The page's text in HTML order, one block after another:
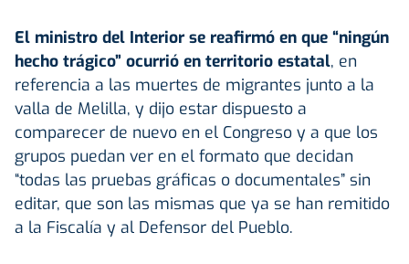
El ministro del Interior se reafirmó en que “ningún
hecho trágico” ocurrió en territorio estatal, en
referencia a las muertes de migrantes junto a la
valla de Melilla, y dijo estar dispuesto a
comparecer de nuevo en el Congreso y a que los
grupos puedan ver en el formato que decidan
“todas las pruebas gráficas o documentales” sin
editar, que son las mismas que ya se han remitido
a la Fiscalía y al Defensor del Pueblo.